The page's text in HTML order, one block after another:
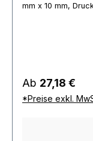
mm x 10 mm,
Regulärer Preis:
Ab 27,18 €
*Preise exkl.